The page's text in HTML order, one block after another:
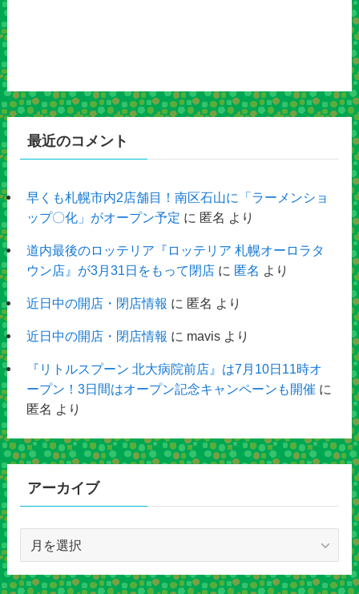
最近のコメント
早くも札幌市内2店舗目！南区石山に「ラーメンショ
ップ〇化」がオープン予定 に 匿名 より
道内最後のロッテリア『ロッテリア 札幌オーロラタ
ウン店』が3月31日をもって閉店に 匿名 より
近日中の開店・閉店情報 に 匿名 より
近日中の開店・閉店情報 に mavisより
『リトルスプーン 北大病院前店』は7月10日11時オ
ープン！3日間はオープン記念キャンペーンも開催 に
匿名 より
アーカイブ
カ